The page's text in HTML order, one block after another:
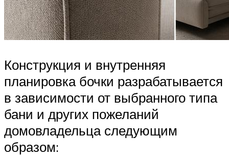
Конструкция и внутренняя
планировка бочки разрабатывается
в зависимости от выбранного типа
бани и других пожеланий
домовладельца следующим
образом: